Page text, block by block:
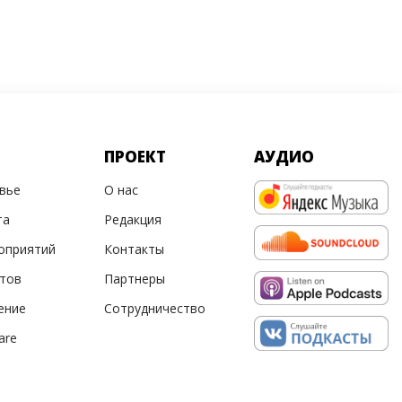
ПРОЕКТ
О нас
Редакция
Контакты
Партнеры
Сотрудничество
АУДИО